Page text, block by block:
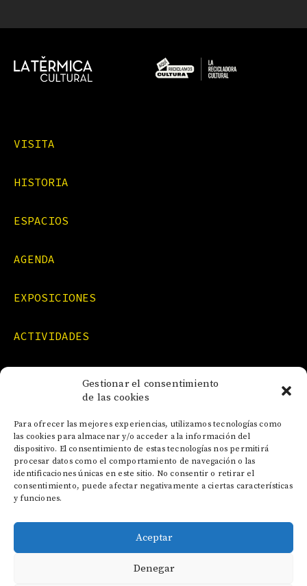
Gestionar el consentimiento
de las cookies
Para ofrecer las mejores experiencias, utilizamos tecnologías como
las cookies para almacenar y/o acceder a la información del
dispositivo. El consentimiento de estas tecnologías nos permitirá
procesar datos como el comportamiento de navegación o las
identificaciones únicas en este sitio. No consentir o retirar el
consentimiento, puede afectar negativamente a ciertas características
y funciones.
Aceptar
Denegar
VISITA
HISTORIA
ESPACIOS
AGENDA
EXPOSICIONES
ACTIVIDADES
CONTACTO
POLÍTICA DE COOKIES